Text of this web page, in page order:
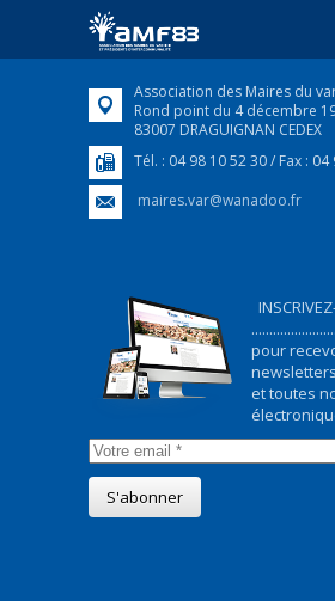
FEUILLETER
Association des Maires du
Rond point du 4 décembre
83007 DRAGUIGNAN CEDEX
Tél. : 04 98 10 52 30 / Fax :
maires.var@wanadoo.fr
pour
newsletters
et toutes